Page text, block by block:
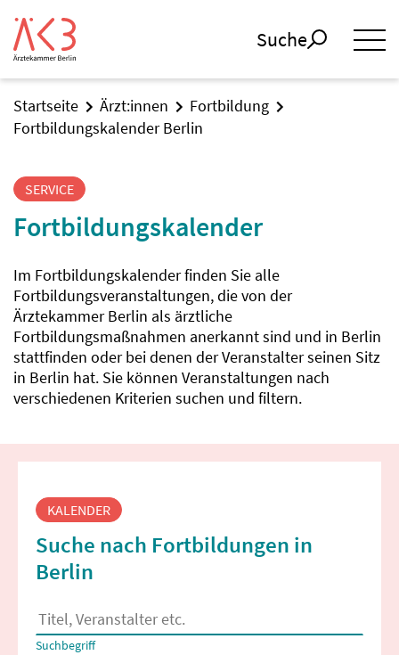
Suche
Startseite Ärzt:innen
Fortbildung
Fortbildungskalender Berlin
SERVICE
Fortbildungskalender
Im Fortbildungskalender finden Sie alle
Fortbildungsveranstaltungen, die von der
Ärztekammer Berlin als ärztliche
Fortbildungsmaßnahmen anerkannt sind und in Berlin
stattfinden oder bei denen der Veranstalter seinen Sitz
in Berlin hat. Sie können Veranstaltungen nach
verschiedenen Kriterien suchen und filtern.
Fortbildungssuche
KALENDER
Suche nach Fortbildungen in
Berlin
Es erscheinen Suchvorschläge, wenn mindestens 2 Zeichen
Suchbegriff